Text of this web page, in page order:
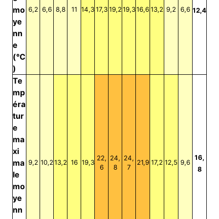
mo
ye
nn
e
(°C
)
6,2 6,6 8,8 11 14,317,3 19,219,316,613,2 9,2 6,6 12,4
Te
mp
éra
tur
e
ma
xi
ma
le
mo
ye
nn
9,2 10,213,2 16 19,3
22,
6
24,
8
24,
7
21,9 17,2 12,5 9,6
16,
8